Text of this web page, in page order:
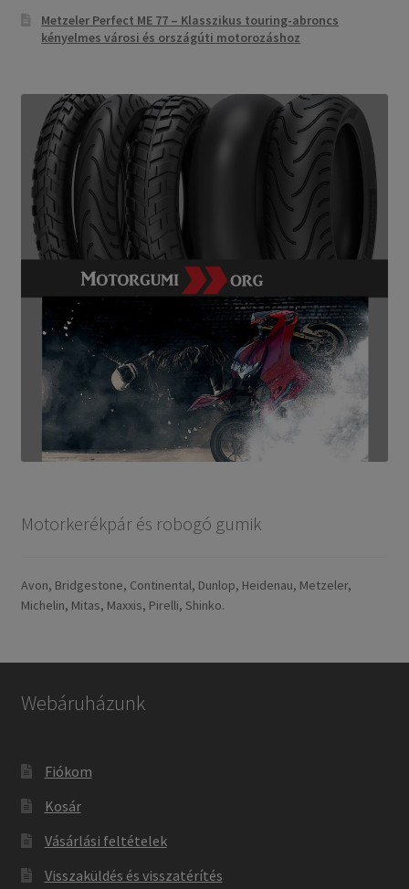
Metzeler Perfect ME 77 – Klasszikus touring-abroncs
kényelmes városi és országúti motorozáshoz
Motorkerékpár és robogó gumik
Avon, Bridgestone, Continental, Dunlop, Heidenau, Metzeler,
Michelin, Mitas, Maxxis, Pirelli, Shinko.
Webáruházunk
Fiókom
Kosár
Vásárlási feltételek
Visszaküldés és visszatérítés